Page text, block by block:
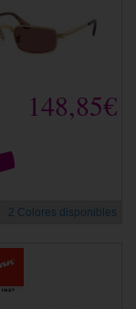
148,85€
2 Colores disponibles